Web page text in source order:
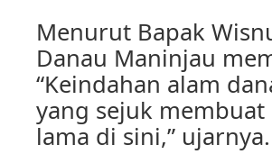
Menurut Bapak
Danau Maninjau
“Keindahan alam
yang sejuk
lama di sini,” ujarnya.